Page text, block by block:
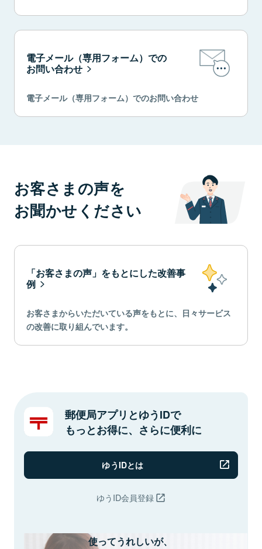
電子メール（専用フォーム）での
お問い合わせ
電子メール（専用フォーム）でのお問い合わせ
お客さまの声を
お聞かせください
「お客さまの声」をもとにした改善事
例
お客さまからいただいている声をもとに、日々サービス
の改善に取り組んでいます。
郵便局アプリとゆうIDで
もっとお得に、さらに便利に
ゆうIDとは
ゆうID会員登録
使ってうれしいが、